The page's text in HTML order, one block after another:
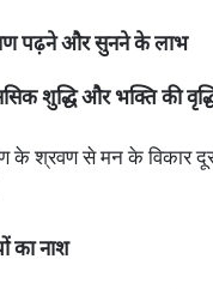
पढ़ने और सुनने के लाभ
शुद्धि और भक्ति की
के श्रवण से मन के विकार
का नाश